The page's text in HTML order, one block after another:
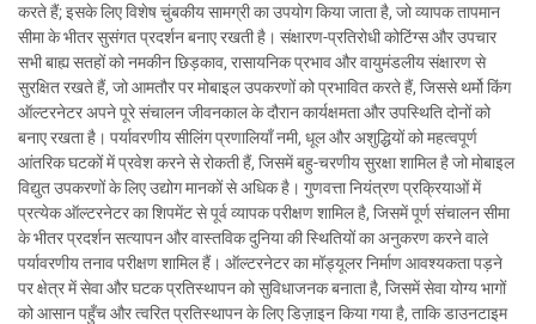
करते हैं; इसके लिए विशेष चुंबकीय सामग्री का उपयोग किया जाता है, जो व्यापक तापमान
सीमा के भीतर सुसंगत प्रदर्शन बनाए रखती है। संक्षारण-प्रतिरोधी कोटिंग्स और उपचार
सभी बाह्य सतहों को नमकीन छिड़काव, रासायनिक प्रभाव और वायुमंडलीय संक्षारण से
सुरक्षित रखते हैं, जो आमतौर पर मोबाइल उपकरणों को प्रभावित करते हैं, जिससे थर्मो किंग
ऑल्टरनेटर अपने पूरे संचालन जीवनकाल के दौरान कार्यक्षमता और उपस्थिति दोनों को
बनाए रखता है। पर्यावरणीय सीलिंग प्रणालियाँ नमी, धूल और अशुद्धियों को महत्वपूर्ण
आंतरिक घटकों में प्रवेश करने से रोकती हैं, जिसमें बहु-चरणीय सुरक्षा शामिल है जो मोबाइल
विद्युत उपकरणों के लिए उद्योग मानकों से अधिक है। गुणवत्ता नियंत्रण प्रक्रियाओं में
प्रत्येक ऑल्टरनेटर का शिपमेंट से पूर्व व्यापक परीक्षण शामिल है, जिसमें पूर्ण संचालन सीमा
के भीतर प्रदर्शन सत्यापन और वास्तविक दुनिया की स्थितियों का अनुकरण करने वाले
पर्यावरणीय तनाव परीक्षण शामिल हैं। ऑल्टरनेटर का मॉड्यूलर निर्माण आवश्यकता पड़ने
पर क्षेत्र में सेवा और घटक प्रतिस्थापन को सुविधाजनक बनाता है, जिसमें सेवा योग्य भागों
को आसान पहुँच और त्वरित प्रतिस्थापन के लिए डिज़ाइन किया गया है, ताकि डाउनटाइम